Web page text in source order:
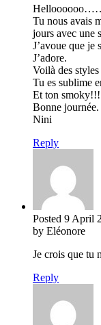
Tu nous avais
jours avec une
J’avoue que je
J’adore.
Voilà des
Tu es sublime
Et ton
Bonne journée.
Nini
Reply
Posted 9 April
by Eléonore
Je crois que tu
Reply